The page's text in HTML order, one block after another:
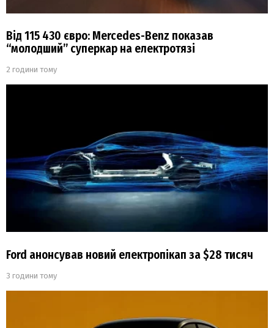
Від 115 430 євро: Mercedes-Benz показав
“молодший” суперкар на електротязі
2 години тому
Ford анонсував новий електропікап за $28 тисяч
3 години тому